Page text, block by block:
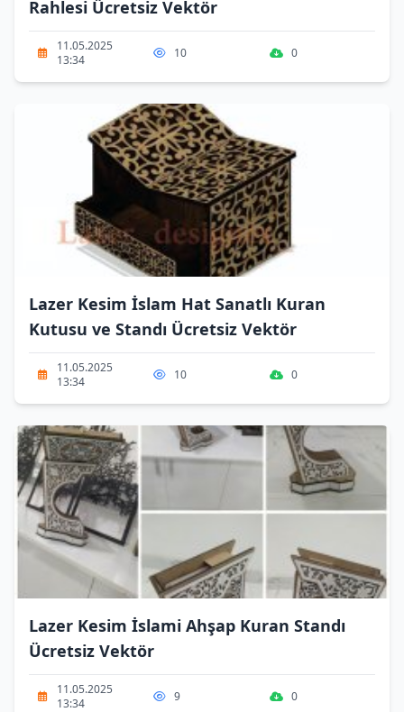
Rahlesi Ücretsiz Vektör
11.05.2025
13:34
10 0
Lazer Kesim İslam Hat Sanatlı Kuran
Kutusu ve Standı Ücretsiz Vektör
11.05.2025
13:34
10 0
Lazer Kesim İslami Ahşap Kuran Standı
Ücretsiz Vektör
11.05.2025
13:34
9 0